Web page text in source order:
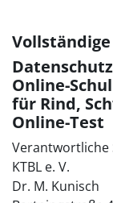
Online-
für Rind,
Online-Test
Verantwortliche
KTBL e. V.
Dr. M. Kunisch